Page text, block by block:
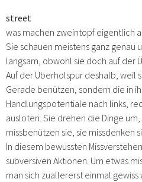
street
was machen zweintopf eigentlich
Sie schauen meistens ganz genau
langsam, obwohl sie doch auf der
Auf der Überholspur deshalb, weil
Gerade benützen, sondern die in
Handlungspotentiale nach links,
ausloten. Sie drehen die Dinge
missbenützen sie, sie missdenken
In diesem bewussten
subversiven Aktionen. Um etwas
man sich zuallererst einmal